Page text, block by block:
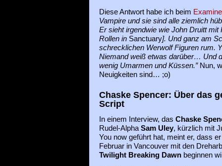
Diese Antwort habe ich beim
Vampire und sie sind alle ziemlich
Er sieht irgendwie wie John Druitt mit
Rollen in Sanctuary]. Und ganz am
schrecklichen Werwolf Figuren rum.
Niemand weiß etwas darüber… Und
wenig Umarmen und Küssen.”Nun,
Neuigkeiten sind… ;o)
Chaske Spencer: Über das
Script
In einem Interview, das Chaske
Rudel-AlphaSam Uley, kürzlich mit
You now geführt hat, meint er, dass
Februar in Vancouver mit den
Twilight Breaking Dawnbeginnen